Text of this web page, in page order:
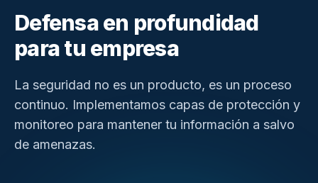
Defensa en profundidad
para tu empresa
La seguridad no es un producto, es un proceso
continuo. Implementamos capas de protección y
monitoreo para mantener tu información a salvo
de amenazas.